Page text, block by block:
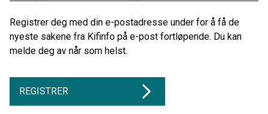
Registrer deg med din e-postadresse under for å få de
nyeste sakene fra Kifinfo på e-post fortløpende. Du kan
melde deg av når som helst.
REGISTRER